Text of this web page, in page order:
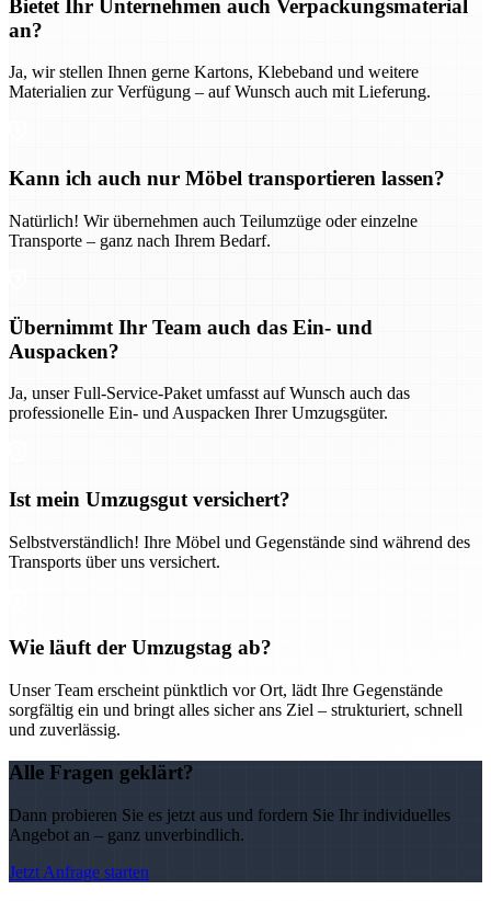
Bietet Ihr Unternehmen auch Verpackungsmaterial
an?
Ja, wir stellen Ihnen gerne Kartons, Klebeband und weitere
Materialien zur Verfügung – auf Wunsch auch mit Lieferung.
Kann ich auch nur Möbel transportieren lassen?
Natürlich! Wir übernehmen auch Teilumzüge oder einzelne
Transporte – ganz nach Ihrem Bedarf.
Übernimmt Ihr Team auch das Ein- und
Auspacken?
Ja, unser Full-Service-Paket umfasst auf Wunsch auch das
professionelle Ein- und Auspacken Ihrer Umzugsgüter.
Ist mein Umzugsgut versichert?
Selbstverständlich! Ihre Möbel und Gegenstände sind während des
Transports über uns versichert.
Wie läuft der Umzugstag ab?
Unser Team erscheint pünktlich vor Ort, lädt Ihre Gegenstände
sorgfältig ein und bringt alles sicher ans Ziel – strukturiert, schnell
und zuverlässig.
Alle Fragen geklärt?
Dann probieren Sie es jetzt aus und fordern Sie Ihr individuelles
Angebot an – ganz unverbindlich.
Jetzt Anfrage starten